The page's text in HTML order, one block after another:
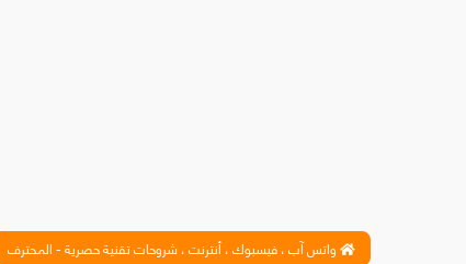
واتس آب ، فيسبوك ، أنترنت ، شروحات تقنية حصرية - المحترف